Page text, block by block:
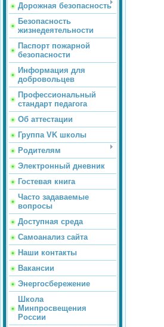
Дорожная безопасность
Безопасность
жизнедеятельности
Паспорт пожарной
безопасности
Информация для
добровольцев
Профессиональный
стандарт педагога
Об аттестации
Группа VK школы
Родителям
Электронный дневник
Гостевая книга
Часто задаваемые
вопросы
Доступная среда
Самоанализ сайта
Наши контакты
Вакансии
Энергосбережение
Школа
Минпросвещения
России